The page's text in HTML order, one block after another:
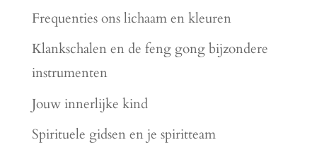
Frequenties ons lichaam en kleuren
Klankschalen en de feng gong bijzondere
instrumenten
Jouw innerlijke kind
Spirituele gidsen en je spiritteam